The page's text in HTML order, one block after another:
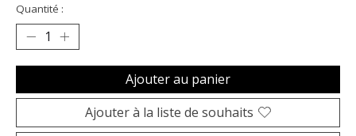
Quantité :
Ajouter au panier
Ajouter à la liste de souhaits